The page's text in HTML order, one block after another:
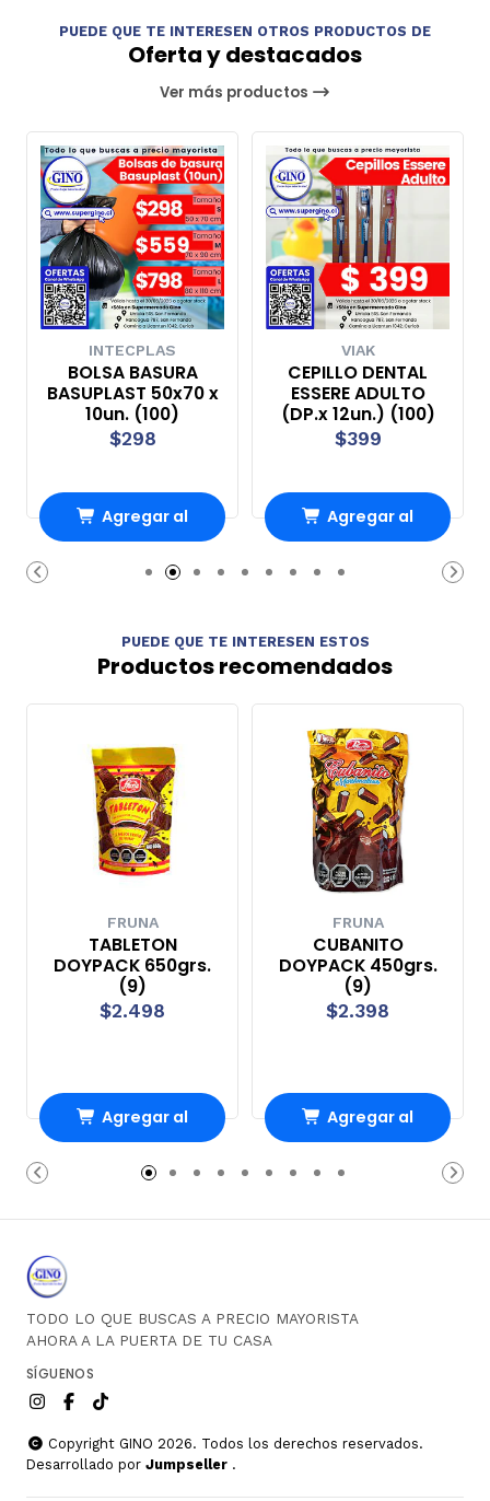
PUEDE QUE TE INTERESEN OTROS PRODUCTOS DE
Oferta y destacados
Ver más productos
INTECPLAS
BOLSA BASURA
BASUPLAST 50x70 x
10un. (100)
$298
Agregar al
Carro
VIAK
CEPILLO DENTAL
ESSERE ADULTO
(DP.x 12un.) (100)
$399
Agregar al
Carro
PUEDE QUE TE INTERESEN ESTOS
Productos recomendados
FRUNA
TABLETON
DOYPACK 650grs.
(9)
$2.498
Agregar al
Carro
FRUNA
CUBANITO
DOYPACK 450grs.
(9)
$2.398
Agregar al
Carro
TODO LO QUE BUSCAS A PRECIO MAYORISTA
AHORA A LA PUERTA DE TU CASA
SÍGUENOS
Copyright GINO 2026. Todos los derechos reservados.
Desarrollado por Jumpseller .